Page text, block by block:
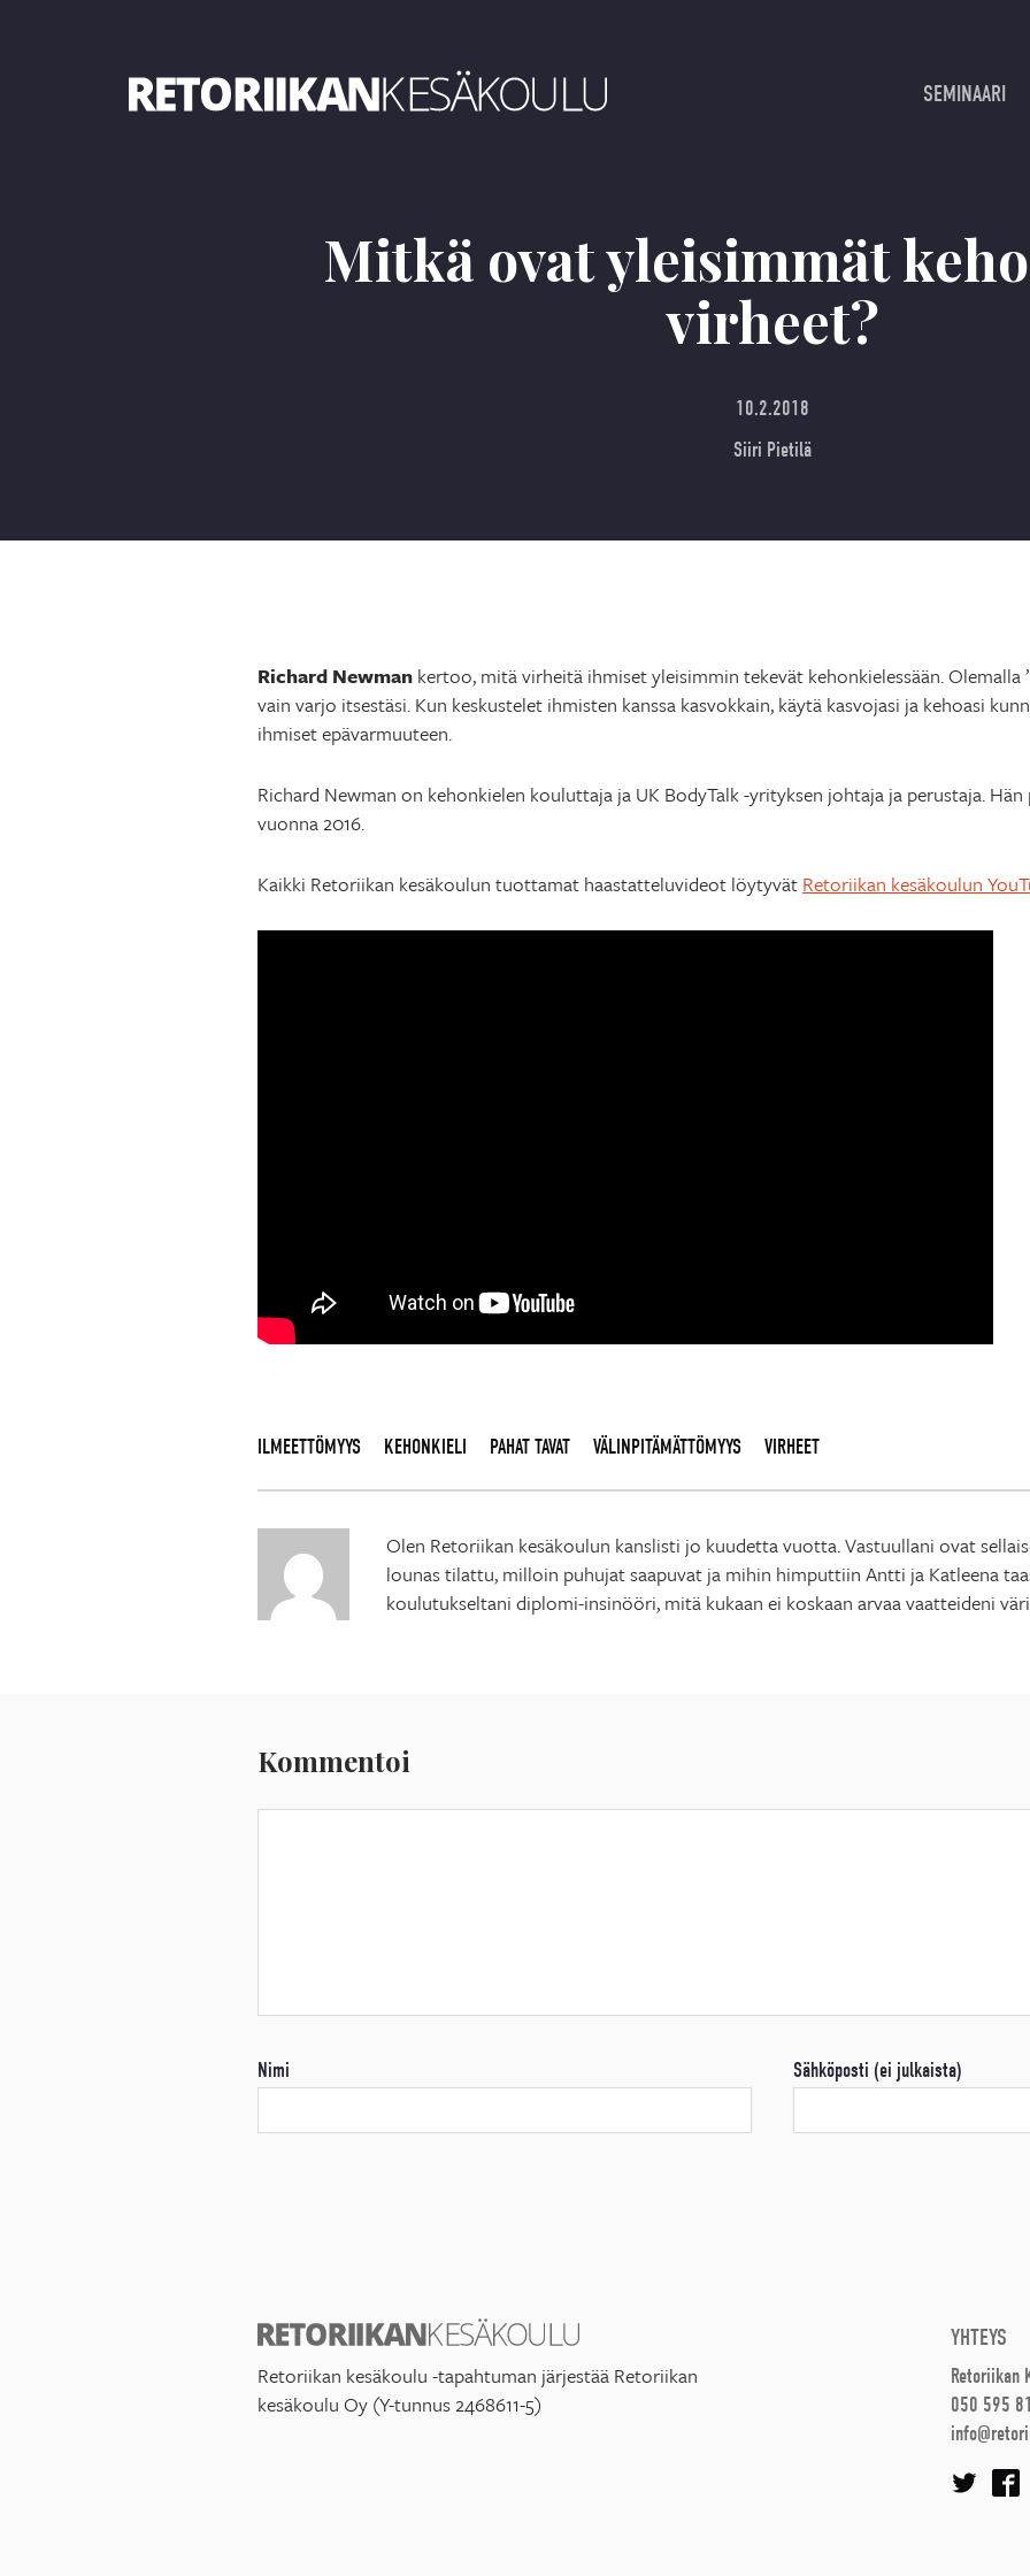
SEMINAARI
Mitkä ovat yleisimmät
virheet?
10.2.2018
Siiri Pietilä
Richard Newman kertoo, mitä virheitä ihmiset yleisimmin tekevät kehonkielessään. Olemalla
vain varjo itsestäsi. Kun keskustelet ihmisten kanssa kasvokkain, käytä kasvojasi ja kehoasi
ihmiset epävarmuuteen.
Richard Newman on kehonkielen kouluttaja ja UK BodyTalk -yrityksen johtaja ja perustaja.
vuonna 2016.
Kaikki Retoriikan kesäkoulun tuottamat haastatteluvideot löytyvät Retoriikan kesäkoulun
ILMEETTÖMYYS KEHONKIELI PAHAT TAVAT VÄLINPITÄMÄTTÖMYYS VIRHEET
Olen Retoriikan kesäkoulun kanslisti jo kuudetta vuotta. Vastuullani ovat
lounas tilattu, milloin puhujat saapuvat ja mihin himputtiin Antti ja Katleena
koulutukseltani diplomi-insinööri, mitä kukaan ei koskaan arvaa vaatteideni
Kommentoi
Nimi Sähköposti (ei julkaista)
Retoriikan kesäkoulu -tapahtuman järjestää Retoriikan
kesäkoulu Oy (Y-tunnus 2468611-5)
YHTEYS
Retoriikan
050 595